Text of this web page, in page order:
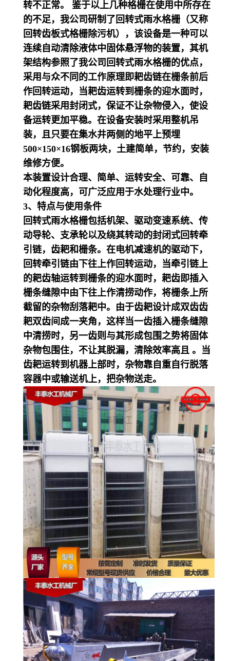
转不正常。
鉴于以上几种格栅在使用中所存在
的不足，我公司研制了回转式雨水格栅（又称
回转齿板式格栅除污机），该设备是一种可以
连续自动清除液体中固体悬浮物的装置，其机
架结构参照了我公司回转式雨水格栅的优点，
采用与众不同的工作原理即耙齿链在栅条前后
作回转运动，当耙齿运转到栅条的迎水面时，
耙齿链采用封闭式，保证不让杂物侵入，使设
备运转更加平稳。在设备安装时采用整机吊
装，且只要在集水井两侧的地平上预埋
500×150×16钢板两块，土建简单，节约，安装
维修方便。
本装置设计合理、简单、运转安全、可靠、自
动化程度高，可广泛应用于水处理行业中。
3、特点与使用条件
回转式雨水格栅包括机架、驱动变速系统、传
动导轮、支承轮以及绕其转动的封闭式回转牵
引链，齿耙和栅条。在电机减速机的驱动下，
回转牵引链由下往上作回转运动，当牵引链上
的耙齿轴运转到栅条的迎水面时，耙齿即插入
栅条缝隙中由下往上作清捞动作，将栅条上所
截留的杂物刮落耙中。由于齿耙设计成双齿齿
耙双齿间成一夹角，这样当一齿插入栅条缝隙
中清捞时，另一齿则与其形成包围之势将固体
杂物包围住，不让其脱漏，清除效率高且 。当
齿耙运转到机器上部时，杂物靠自重自行脱落
容器中或输送机上，把杂物送走。